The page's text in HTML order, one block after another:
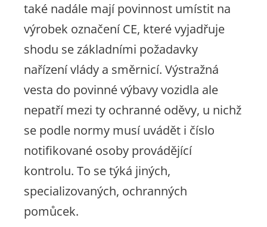
také nadále mají povinnost umístit na
výrobek označení CE, které vyjadřuje
shodu se základními požadavky
nařízení vlády a směrnicí. Výstražná
vesta do povinné výbavy vozidla ale
nepatří mezi ty ochranné oděvy, u nichž
se podle normy musí uvádět i číslo
notifikované osoby provádějící
kontrolu. To se týká jiných,
specializovaných, ochranných
pomůcek.